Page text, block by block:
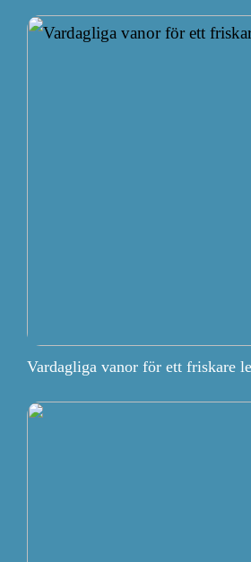
Vardagliga vanor för ett friskare